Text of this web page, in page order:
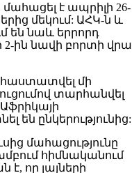
է ապրիլի 26-
մեկում: ԱՀԿ-ն և
են նաև երրորդ
ին նավի բորտի վրա
հաստատվել մի
տարհանվել
են ընկերությունից:
մահացությունը
խմբում հիմնականում
որ լայների